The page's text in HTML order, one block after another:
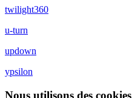
twilight360
u-turn
updown
ypsilon
Nous utilisons des cookies